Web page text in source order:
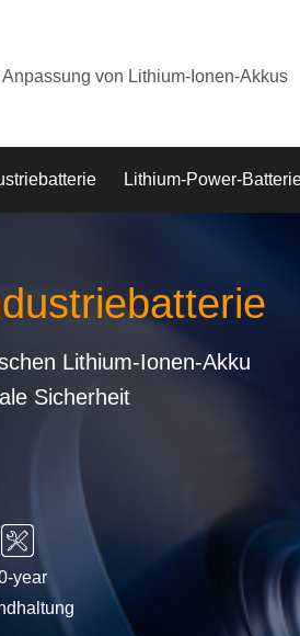
von Lithium-Ionen-Akkus
Lithium-Power-
Lithium-Ionen-Akku
Sicherheit
year